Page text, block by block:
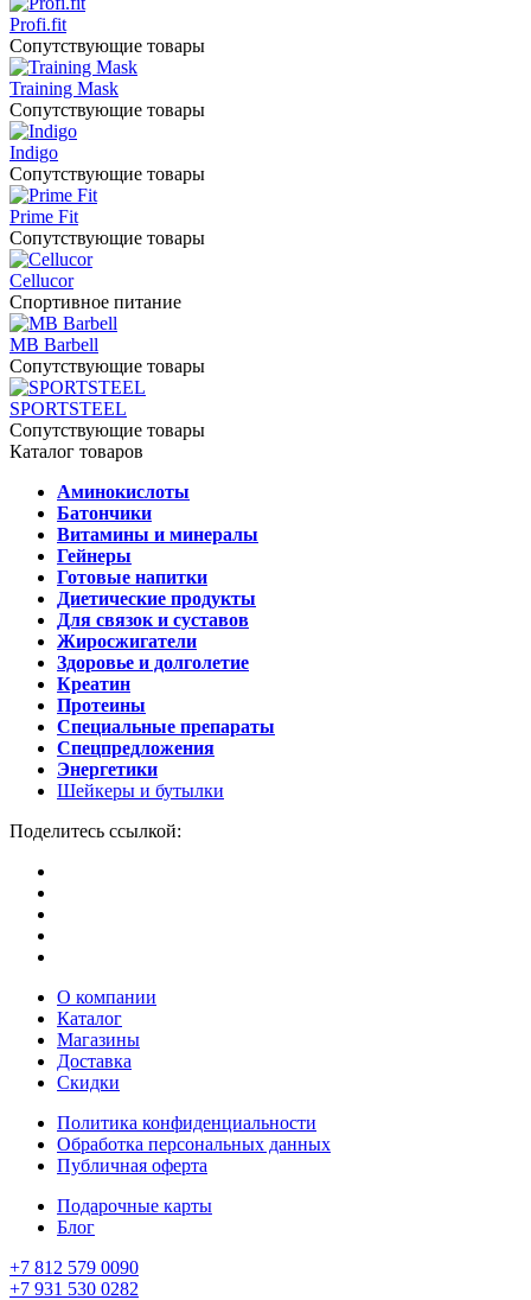
Profi.fit
Сопутствующие товары
Training Mask
Сопутствующие товары
Indigo
Сопутствующие товары
Prime Fit
Сопутствующие товары
Cellucor
Спортивное питание
MB Barbell
Сопутствующие товары
SPORTSTEEL
Сопутствующие товары
Каталог товаров
Аминокислоты
Батончики
Витамины и минералы
Гейнеры
Готовые напитки
Диетические продукты
Для связок и суставов
Жиросжигатели
Здоровье и долголетие
Креатин
Протеины
Специальные препараты
Спецпредложения
Энергетики
Шейкеры и бутылки
Поделитесь ссылкой:
О компании
Каталог
Магазины
Доставка
Скидки
Политика конфиденциальности
Обработка персональных данных
Публичная оферта
Подарочные карты
Блог
+7 812 579 0090
+7 931 530 0282